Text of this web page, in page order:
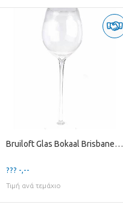
Bruiloft Glas Bokaal Brisbane D17/23*70cm
??? -,--
Τιμή ανά τεμάχιο